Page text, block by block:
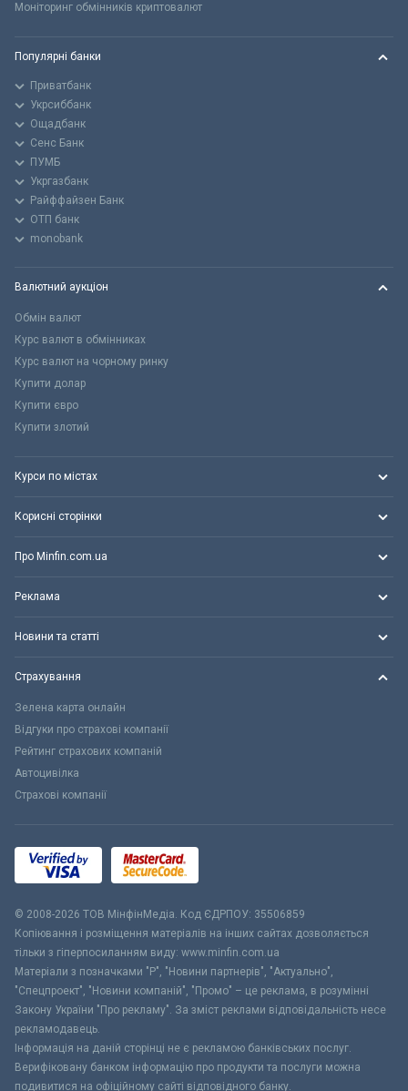
Моніторинг обмінників криптовалют
Популярні банки
Приватбанк
Укрсиббанк
Ощадбанк
Сенс Банк
ПУМБ
Укргазбанк
Райффайзен Банк
ОТП банк
monobank
Валютний аукціон
Обмін валют
Курс валют в обмінниках
Курс валют на чорному ринку
Купити долар
Купити євро
Купити злотий
Курси по містах
Корисні сторінки
Про Minfin.com.ua
Реклама
Новини та статті
Страхування
Зелена карта онлайн
Відгуки про страхові компанії
Рейтинг страхових компаній
Автоцивілка
Страхові компанії
© 2008-2026 ТОВ МiнфiнМедiа. Код ЄДРПОУ: 35506859
Копіювання і розміщення матеріалів на інших сайтах дозволяється
тільки з гіперпосиланням виду: www.minfin.com.ua
Матеріали з позначками "Р", "Новини партнерів", "Актуально",
"Спецпроект", "Новини компаній", "Промо" – це реклама, в розумінні
Закону України "Про рекламу". За зміст реклами відповідальність несе
рекламодавець.
Інформація на даній сторінці не є рекламою банківських послуг.
Верифіковану банком інформацію про продукти та послуги можна
подивитися на офіційному сайті відповідного банку.